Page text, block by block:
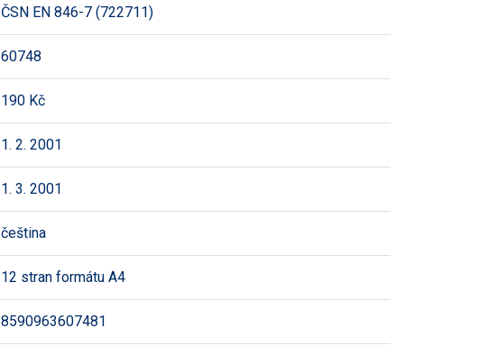
ČSN EN 846-7 (722711)
60748
190 Kč
1. 2. 2001
1. 3. 2001
čeština
12 stran formátu A4
8590963607481